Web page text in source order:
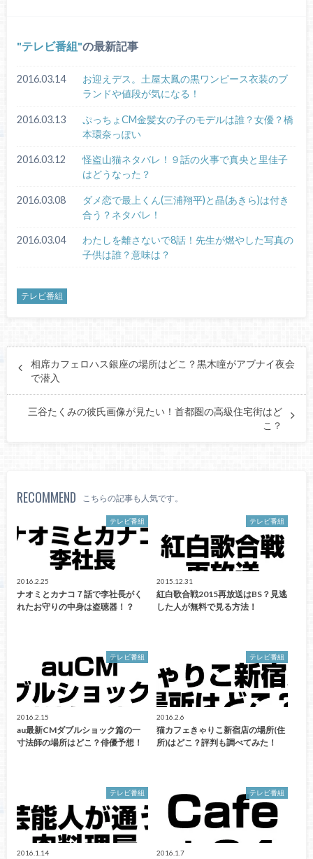
テレビ番組 の最新記事
2016.03.14
お迎えデス。土屋太鳳の黒ワンピース衣装のブ
ランドや値段が気になる！
2016.03.13
ぷっちょCM金髪女の子のモデルは誰？女優？橋
本環奈っぽい
2016.03.12
怪盗山猫ネタバレ！９話の火事で真央と里佳子
はどうなった？
2016.03.08
ダメ恋で最上くん(三浦翔平)と晶(あきら)は付き
合う？ネタバレ！
2016.03.04
わたしを離さないで8話！先生が燃やした写真の
子供は誰？意味は？
テレビ番組
相席カフェロハス銀座の場所はどこ？黒木瞳がアブナイ夜会
で潜入
三谷たくみの彼氏画像が見たい！首都圏の高級住宅街はど
こ？
RECOMMEND こちらの記事も人気です。
テレビ番組
2016.2.25
ナオミとカナコ７話で李社長がく
れたお守りの中身は盗聴器！？
テレビ番組
2015.12.31
紅白歌合戦2015再放送はBS？見逃
した人が無料で見る方法！
テレビ番組
2016.2.15
au最新CMダブルショック篇の一
寸法師の場所はどこ？俳優予想！
テレビ番組
2016.2.6
猫カフェきゃりこ新宿店の場所(住
所)はどこ？評判も調べてみた！
テレビ番組
2016.1.14
テレビ番組
2016.1.7